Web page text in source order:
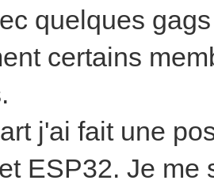
quelques
certains
j'ai fait une
ESP32. Je me